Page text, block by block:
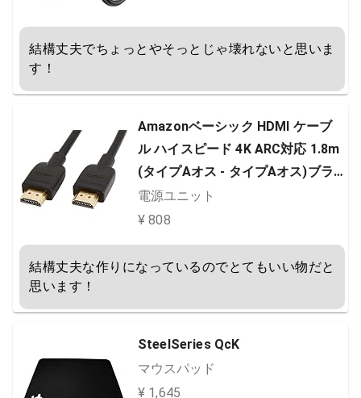
結構丈夫でちょっとやそっとじゃ壊れないと思いま
す！
Amazonベーシック HDMI ケーブ
ル ハイスピード 4K ARC対応 1.8m
(タイプAオス - タイプAオス)ブラ
ック
電源ユニット
¥ 808
結構丈夫な作りになっているのでとてもいい物だと
思います！
SteelSeries QcK
マウスパッド
¥ 1,645